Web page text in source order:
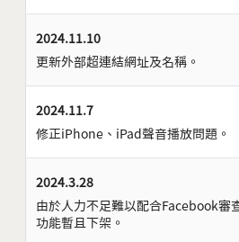
2024.11.10
更新外部超連結網址及名稱。
2024.11.7
修正iPhone、iPad聲音播放問題。
2024.3.28
由於人力不足難以配合Facebook審
功能暫且下架。